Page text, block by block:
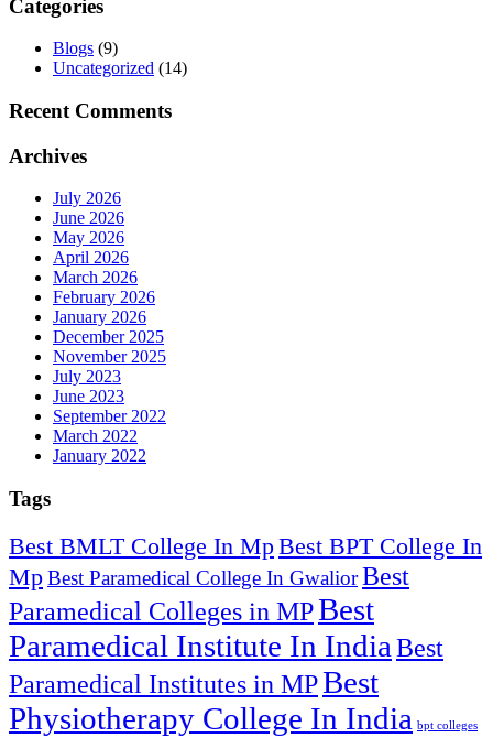
Categories
Blogs (9)
Uncategorized (14)
Recent Comments
Archives
July 2026
June 2026
May 2026
April 2026
March 2026
February 2026
January 2026
December 2025
November 2025
July 2023
June 2023
September 2022
March 2022
January 2022
Tags
Best BMLT College In MpBest BPT College In
MpBest Paramedical College In GwaliorBest
Paramedical Colleges in MPBest
Paramedical Institute In India Best
Paramedical Institutes in MPBest
Physiotherapy College In India bpt colleges